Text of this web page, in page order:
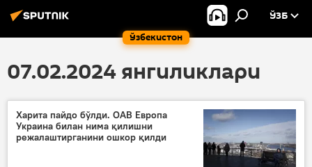
Ўзбекистон
ЎЗБ
07.02.2024 янгиликлари
Харита пайдо бўлди. ОАВ Европа
Украина билан нима қилишни
режалаштирганини ошкор қилди